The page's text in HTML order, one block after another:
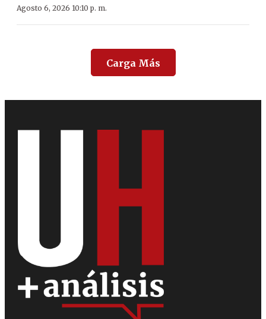
Agosto 6, 2026 10:10 p. m.
Carga Más